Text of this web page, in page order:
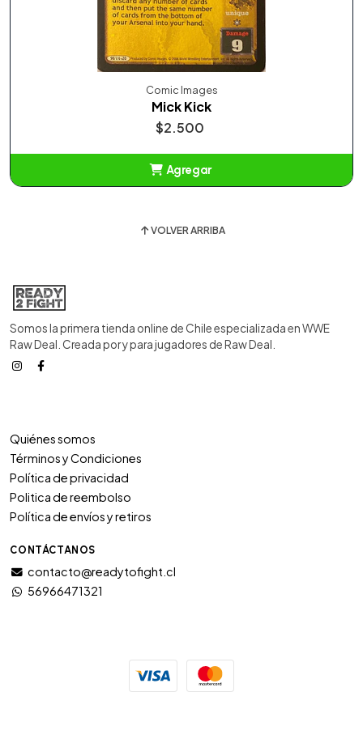
Comic Images
Mick Kick
$2.500
Agregar
VOLVER ARRIBA
Somos la primera tienda online de Chile especializada en WWE
Raw Deal. Creada por y para jugadores de Raw Deal.
Quiénes somos
Términos y Condiciones
Política de privacidad
Politica de reembolso
Política de envíos y retiros
CONTÁCTANOS
contacto@readytofight.cl
56966471321